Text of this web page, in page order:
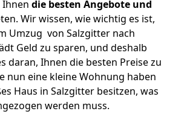
die besten Angebote und
Wir wissen, wie wichtig es ist,
Umzug von Salzgitter nach
Geld zu sparen, und deshalb
daran, Ihnen die besten Preise zu
nun eine kleine Wohnung haben
Haus in Salzgitter besitzen, was
werden muss.